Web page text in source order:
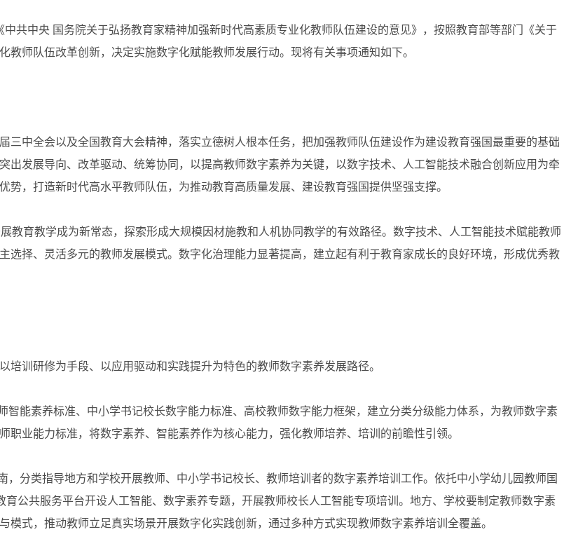
中央 国务院关于弘扬教育家精神加强新时代高素质专业化教师队伍建设的意见》，按照教育部等部门《关于
师队伍改革创新，决定实施数字化赋能教师发展行动。现将有关事项通知如下。
中全会以及全国教育大会精神，落实立德树人根本任务，把加强教师队伍建设作为建设教育强国最重要的基础
出发展导向、改革驱动、统筹协同，以提高教师数字素养为关键，以数字技术、人工智能技术融合创新应用为牵
，打造新时代高水平教师队伍，为推动教育高质量发展、建设教育强国提供坚强支撑。
育教学成为新常态，探索形成大规模因材施教和人机协同教学的有效路径。数字技术、人工智能技术赋能教师
选择、灵活多元的教师发展模式。数字化治理能力显著提高，建立起有利于教育家成长的良好环境，形成优秀教
研修为手段、以应用驱动和实践提升为特色的教师数字素养发展路径。
素养标准、中小学书记校长数字能力标准、高校教师数字能力框架，建立分类分级能力体系，为教师数字素
业能力标准，将数字素养、智能素养作为核心能力，强化教师培养、培训的前瞻性引领。
类指导地方和学校开展教师、中小学书记校长、教师培训者的数字素养培训工作。依托中小学幼儿园教师国
公共服务平台开设人工智能、数字素养专题，开展教师校长人工智能专项培训。地方、学校要制定教师数字素
式，推动教师立足真实场景开展数字化实践创新，通过多种方式实现教师数字素养培训全覆盖。